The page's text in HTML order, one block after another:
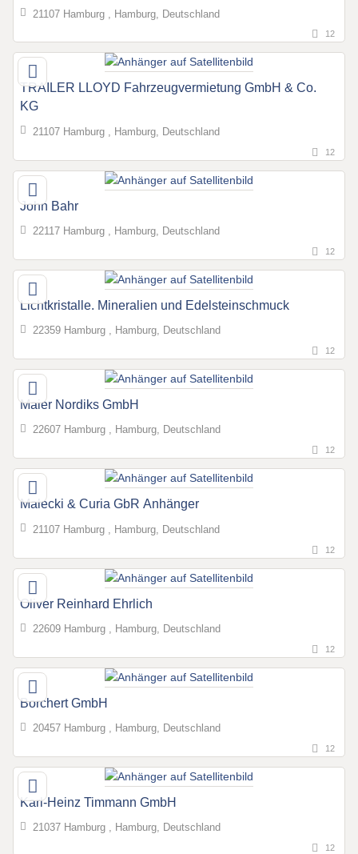
21107 Hamburg , Hamburg, Deutschland
12
TRAILER LLOYD Fahrzeugvermietung GmbH & Co.
KG
21107 Hamburg , Hamburg, Deutschland
12
John Bahr
22117 Hamburg , Hamburg, Deutschland
12
Lichtkristalle. Mineralien und Edelsteinschmuck
22359 Hamburg , Hamburg, Deutschland
12
Maier Nordiks GmbH
22607 Hamburg , Hamburg, Deutschland
12
Malecki & Curia GbR Anhänger
21107 Hamburg , Hamburg, Deutschland
12
Oliver Reinhard Ehrlich
22609 Hamburg , Hamburg, Deutschland
12
Borchert GmbH
20457 Hamburg , Hamburg, Deutschland
12
Karl-Heinz Timmann GmbH
21037 Hamburg , Hamburg, Deutschland
12